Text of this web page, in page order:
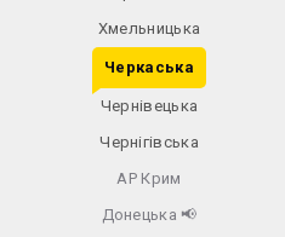
Хмельницька
Черкаська
Чернівецька
Чернігівська
АР Крим
Донецька 📢